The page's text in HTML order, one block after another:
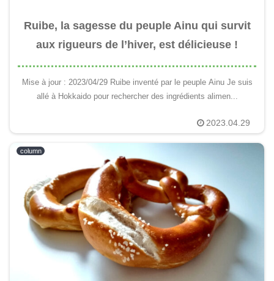
Ruibe, la sagesse du peuple Ainu qui survit
aux rigueurs de l’hiver, est délicieuse !
Mise à jour : 2023/04/29 Ruibe inventé par le peuple Ainu Je suis
allé à Hokkaido pour rechercher des ingrédients alimen...
2023.04.29
column